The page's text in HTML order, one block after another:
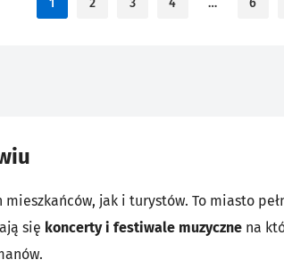
jak i turystów. To miasto
się koncerty i festiwale muzyczne na